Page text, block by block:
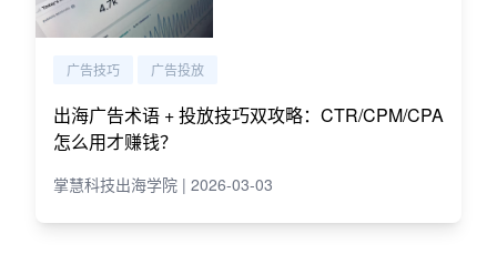
广告技巧 广告投放
出海广告术语 + 投放技巧双攻略：CTR/CPM/CPA
怎么用才赚钱？
掌慧科技出海学院 | 2026-03-03